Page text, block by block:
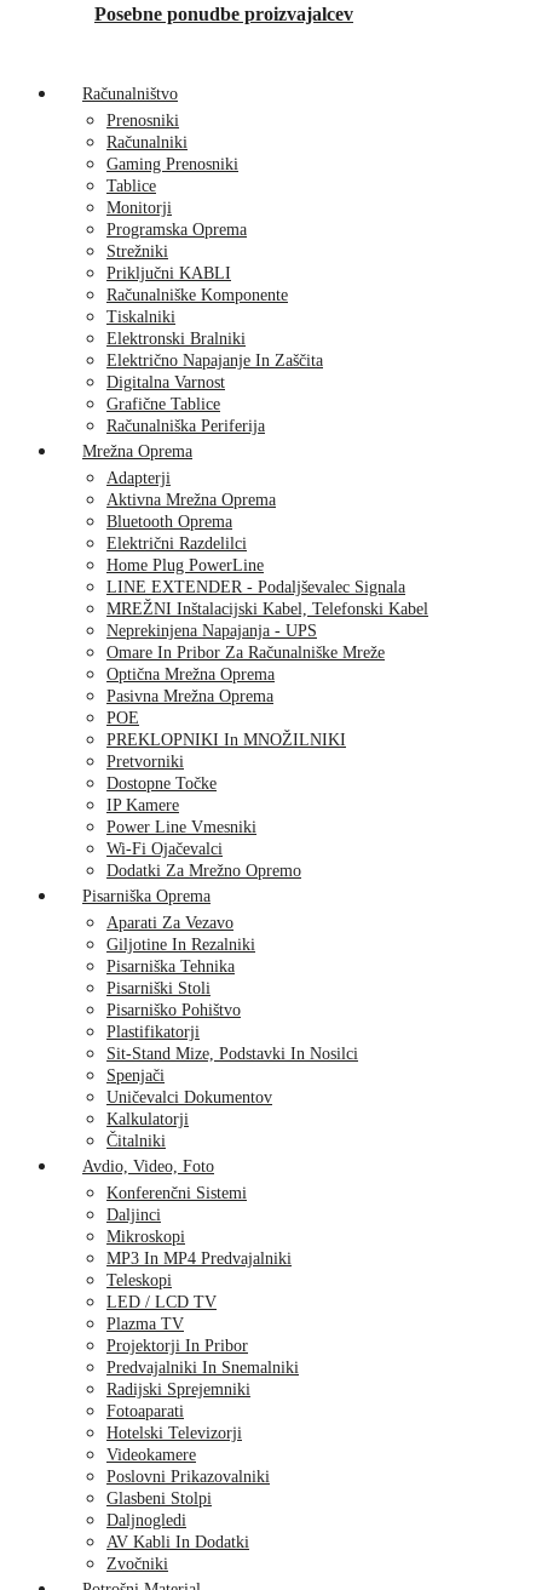
Posebne ponudbe proizvajalcev
Računalništvo
Prenosniki
Računalniki
Gaming Prenosniki
Tablice
Monitorji
Programska Oprema
Strežniki
Priključni KABLI
Računalniške Komponente
Tiskalniki
Elektronski Bralniki
Električno Napajanje In Zaščita
Digitalna Varnost
Grafične Tablice
Računalniška Periferija
Mrežna Oprema
Adapterji
Aktivna Mrežna Oprema
Bluetooth Oprema
Električni Razdelilci
Home Plug PowerLine
LINE EXTENDER - Podaljševalec Signala
MREŽNI Inštalacijski Kabel, Telefonski Kabel
Neprekinjena Napajanja - UPS
Omare In Pribor Za Računalniške Mreže
Optična Mrežna Oprema
Pasivna Mrežna Oprema
POE
PREKLOPNIKI In MNOŽILNIKI
Pretvorniki
Dostopne Točke
IP Kamere
Power Line Vmesniki
Wi-Fi Ojačevalci
Dodatki Za Mrežno Opremo
Pisarniška Oprema
Aparati Za Vezavo
Giljotine In Rezalniki
Pisarniška Tehnika
Pisarniški Stoli
Pisarniško Pohištvo
Plastifikatorji
Sit-Stand Mize, Podstavki In Nosilci
Spenjači
Uničevalci Dokumentov
Kalkulatorji
Čitalniki
Avdio, Video, Foto
Konferenčni Sistemi
Daljinci
Mikroskopi
MP3 In MP4 Predvajalniki
Teleskopi
LED / LCD TV
Plazma TV
Projektorji In Pribor
Predvajalniki In Snemalniki
Radijski Sprejemniki
Fotoaparati
Hotelski Televizorji
Videokamere
Poslovni Prikazovalniki
Glasbeni Stolpi
Daljnogledi
AV Kabli In Dodatki
Zvočniki